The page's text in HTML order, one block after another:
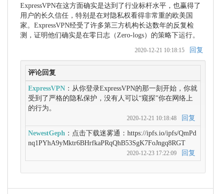
ExpressVPN在这方面确实是达到了行业标杆水平，也赢得了
用户的长久信任，特别是在对隐私权看得非常重的欧美国
家。ExpressVPN经受了许多第三方机构长达数年的反复检
2020-12-21 10:18:15 回复
评论回复
ExpressVPN ：从你登录ExpressVPN的那一刻开始，你就
受到了严格的隐私保护，没有人可以“窥探”你在网络上
的行为。
2020-12-21 10:18:48 回复
NewestGeph ：点击下载迷雾通：https://ipfs.io/ipfs/QmPd
nq1PYhA9yMktr6BHrfkaPRqQhB53SgK7FoJngq8RGT
2020-12-23 17:22:09 回复